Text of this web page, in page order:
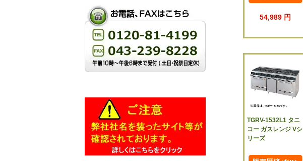
54,989 円
TGRV-1532L1 タニ
コー ガスレンジ Vシ
リーズ